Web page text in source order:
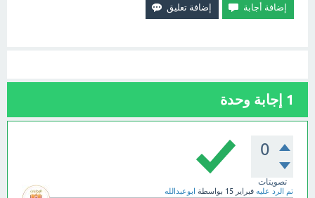
1 إجابة وحدة
0
تصويتات
تم الرد عليه فبراير 15 بواسطة ابوعبدالله